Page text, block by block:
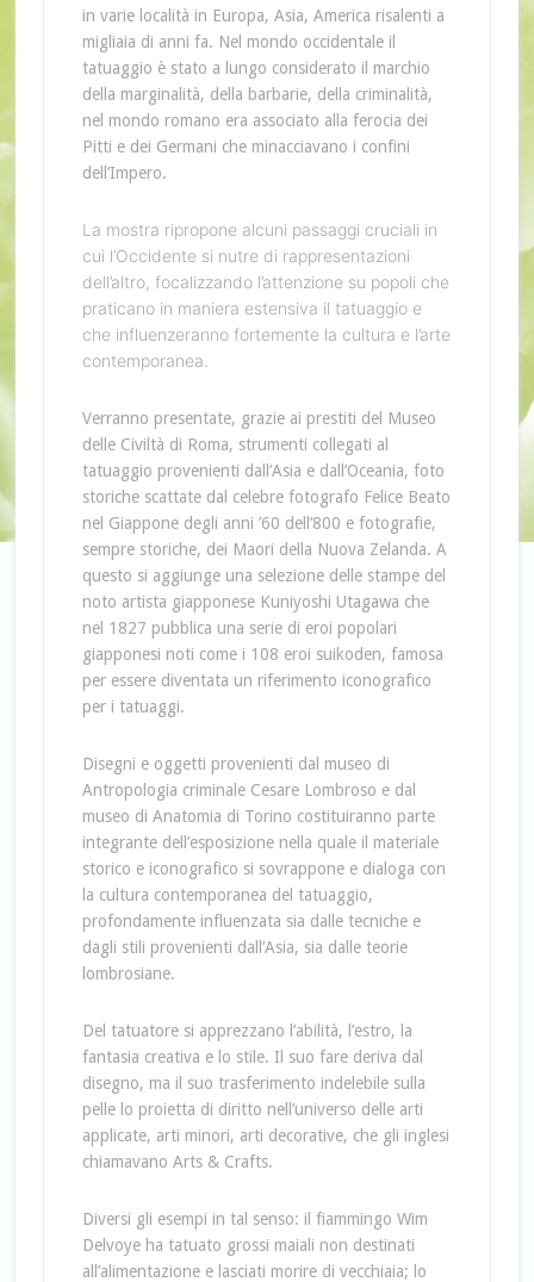
in varie località in Europa, Asia, America risalenti a
migliaia di anni fa. Nel mondo occidentale il
tatuaggio è stato a lungo considerato il marchio
della marginalità, della barbarie, della criminalità,
nel mondo romano era associato alla ferocia dei
Pitti e dei Germani che minacciavano i confini
dell’Impero.
La mostra ripropone alcuni passaggi cruciali in
cui l’Occidente si nutre di rappresentazioni
dell’altro, focalizzando l’attenzione su popoli che
praticano in maniera estensiva il tatuaggio e
che influenzeranno fortemente la cultura e l’arte
contemporanea.
Verranno presentate, grazie ai prestiti del Museo
delle Civiltà di Roma, strumenti collegati al
tatuaggio provenienti dall’Asia e dall’Oceania, foto
storiche scattate dal celebre fotografo Felice Beato
nel Giappone degli anni ’60 dell’800 e fotografie,
sempre storiche, dei Maori della Nuova Zelanda. A
questo si aggiunge una selezione delle stampe del
noto artista giapponese Kuniyoshi Utagawa che
nel 1827 pubblica una serie di eroi popolari
giapponesi noti come i 108 eroi suikoden, famosa
per essere diventata un riferimento iconografico
per i tatuaggi.
Disegni e oggetti provenienti dal museo di
Antropologia criminale Cesare Lombroso e dal
museo di Anatomia di Torino costituiranno parte
integrante dell’esposizione nella quale il materiale
storico e iconografico si sovrappone e dialoga con
la cultura contemporanea del tatuaggio,
profondamente influenzata sia dalle tecniche e
dagli stili provenienti dall’Asia, sia dalle teorie
lombrosiane.
Del tatuatore si apprezzano l’abilità, l’estro, la
fantasia creativa e lo stile. Il suo fare deriva dal
disegno, ma il suo trasferimento indelebile sulla
pelle lo proietta di diritto nell’universo delle arti
applicate, arti minori, arti decorative, che gli inglesi
chiamavano Arts & Crafts.
Diversi gli esempi in tal senso: il fiammingo Wim
Delvoye ha tatuato grossi maiali non destinati
all’alimentazione e lasciati morire di vecchiaia; lo